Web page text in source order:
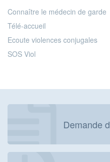
Connaître le médecin de garde
Télé-accueil
Ecoute violences conjugales
SOS Viol
Demande